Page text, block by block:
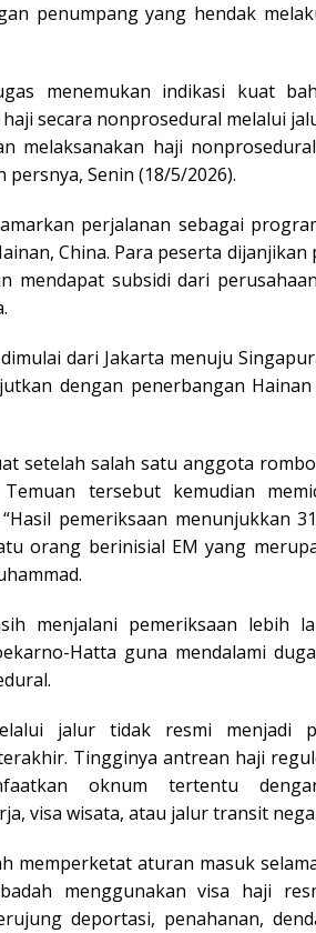
penumpang yang hendak
menemukan indikasi kuat
secara nonprosedural melalui
melaksanakan haji
persnya, Senin (18/5/2026).
perjalanan sebagai
China. Para peserta dijanjikan
mendapat subsidi dari
dari Jakarta menuju
dengan penerbangan
setelah salah satu anggota
tersebut kemudian
pemeriksaan menunjukkan
orang berinisial EM yang
menjalani pemeriksaan lebih
Hatta guna mendalami
jalur tidak resmi menjadi
Tingginya antrean haji
oknum tertentu
visa wisata, atau jalur transit
memperketat aturan masuk
menggunakan visa haji
deportasi, penahanan,